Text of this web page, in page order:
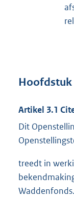
Artikel 3.1
Dit
treedt in
Waddenfonds.